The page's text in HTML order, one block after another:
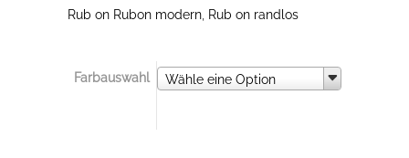
Rub on Rubon modern Rub on randlos
Farbauswahl Wähle eine Option
Farbauswahl